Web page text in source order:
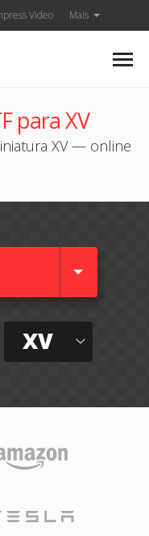
Video Mais
para XV
XV — online
XV